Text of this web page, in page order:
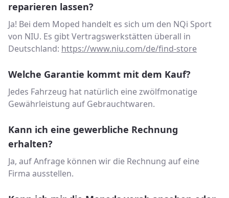
reparieren lassen?
Ja! Bei dem Moped handelt es sich um den NQi Sport
von NIU. Es gibt Vertragswerkstätten überall in
Deutschland: https://www.niu.com/de/find-store
Welche Garantie kommt mit dem Kauf?
Jedes Fahrzeug hat natürlich eine zwölfmonatige
Gewährleistung auf Gebrauchtwaren.
Kann ich eine gewerbliche Rechnung
erhalten?
Ja, auf Anfrage können wir die Rechnung auf eine
Firma ausstellen.